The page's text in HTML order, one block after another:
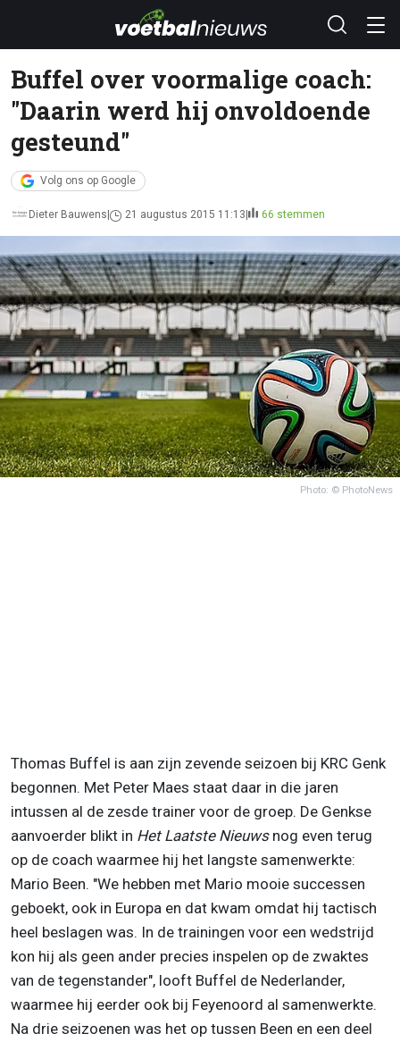
Buffel over voormalige coach:
"Daarin werd hij onvoldoende
gesteund"
Volg ons op Google
Dieter Bauwens 21 augustus 2015 11:13 66 stemmen
Photo: © PhotoNews
Thomas Buffel is aan zijn zevende seizoen bij KRC Genk
begonnen. Met Peter Maes staat daar in die jaren
intussen al de zesde trainer voor de groep. De Genkse
aanvoerder blikt in Het Laatste Nieuwsnog even terug
op de coach waarmee hij het langste samenwerkte:
Mario Been. "We hebben met Mario mooie successen
geboekt, ook in Europa en dat kwam omdat hij tactisch
heel beslagen was. In de trainingen voor een wedstrijd
kon hij als geen ander precies inspelen op de zwaktes
van de tegenstander", looft Buffel de Nederlander,
waarmee hij eerder ook bij Feyenoord al samenwerkte.
Na drie seizoenen was het op tussen Been en een deel